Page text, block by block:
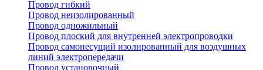
Провод гибкий
Провод неизолированный
Провод одножильный
Провод плоский для внутренней электропроводки
Провод самонесущий изолированный для воздушных
линий электропередачи
Провод установочный